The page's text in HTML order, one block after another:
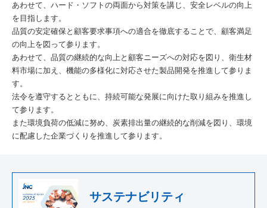
あわせて、ハード・ソフトの両面から対策を講じ、安全レベルの向上
を目指します。
品質の安定確保と顧客要求事項への適合を徹底することで、顧客満足
の向上を図って参ります。
あわせて、品質の継続的な向上と顧客ニーズへの対応を図り、衛生材
料市場に加え、機能の多様化に対応させた製品開発を推進して参りま
す。
法令を遵守するとともに、持続可能な発展に向けた取り組みを推進し
て参ります。
また環境負荷の低減に努め、炭素排出量の継続的な削減を図り、環境
に配慮した企業づくりを推進して参ります。
サステナビリティ